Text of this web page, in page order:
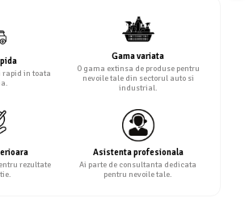
rapid in toata
Gama variata
O gama extinsa de produse pentru
nevoile tale din sectorul auto si
industrial.
rezultate
Asistenta profesionala
Ai parte de consultanta dedicata
pentru nevoile tale.